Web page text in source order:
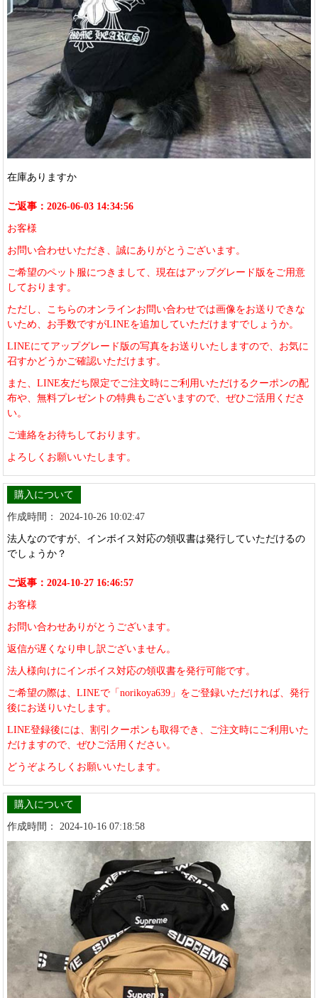
在庫ありますか
ご返事：2026-06-03 14:34:56
お客様
お問い合わせいただき、誠にありがとうございます。
ご希望のペット服につきまして、現在はアップグレード版をご用意
しております。
ただし、こちらのオンラインお問い合わせでは画像をお送りできな
いため、お手数ですがLINEを追加していただけますでしょうか。
LINEにてアップグレード版の写真をお送りいたしますので、お気に
召すかどうかご確認いただけます。
また、LINE友だち限定でご注文時にご利用いただけるクーポンの配
布や、無料プレゼントの特典もございますので、ぜひご活用くださ
い。
ご連絡をお待ちしております。
よろしくお願いいたします。
購入について
作成時間： 2024-10-26 10:02:47
法人なのですが、インボイス対応の領収書は発行していただけるの
でしょうか？
ご返事：2024-10-27 16:46:57
お客様
お問い合わせありがとうございます。
返信が遅くなり申し訳ございません。
法人様向けにインボイス対応の領収書を発行可能です。
ご希望の際は、LINEで「norikoya639」をご登録いただければ、発行
後にお送りいたします。
LINE登録後には、割引クーポンも取得でき、ご注文時にご利用いた
だけますので、ぜひご活用ください。
どうぞよろしくお願いいたします。
購入について
作成時間： 2024-10-16 07:18:58